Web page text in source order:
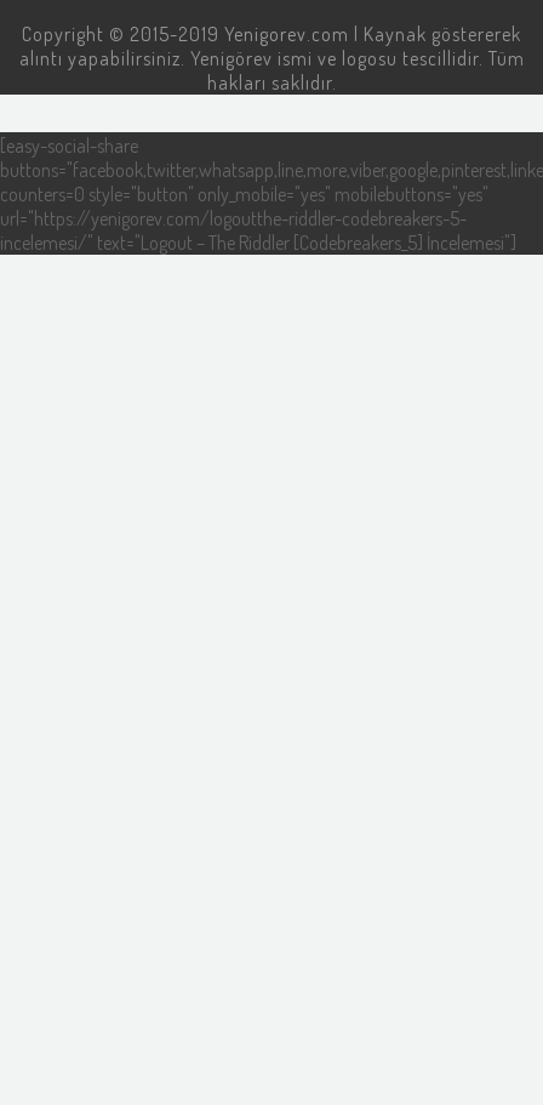
Copyright © 2015-2019 Yenigorev.com | Kaynak göstererek
alıntı yapabilirsiniz. Yenigörev ismi ve logosu tescillidir. Tüm
hakları saklıdır.
[easy-social-share
counters=0 style="button" only_mobile="yes" mobilebuttons="yes"
url="https://yenigorev.com/logoutthe-riddler-codebreakers-5-
incelemesi/" text="Logout – The Riddler [Codebreakers_5] İncelemesi"]